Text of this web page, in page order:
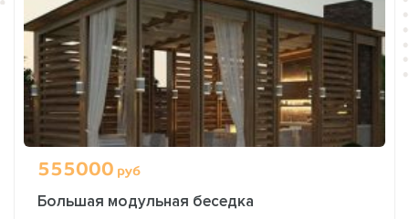
555000 руб
Большая модульная беседка